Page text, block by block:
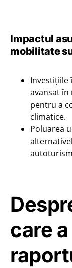
Impactul
mobilitate
Investițiile
avansat
pentru a
climatice.
Poluarea
care